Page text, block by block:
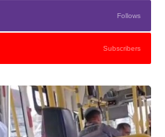
Follows
Subscribers